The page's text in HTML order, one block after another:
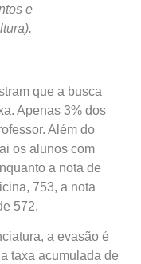
e
que a busca
Apenas 3% dos
Além do
os alunos com
a nota de
753, a nota
572.
a evasão é
taxa acumulada de